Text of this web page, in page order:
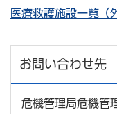
医療救護施設一覧（
お問い合わせ先
危機管理局危機管